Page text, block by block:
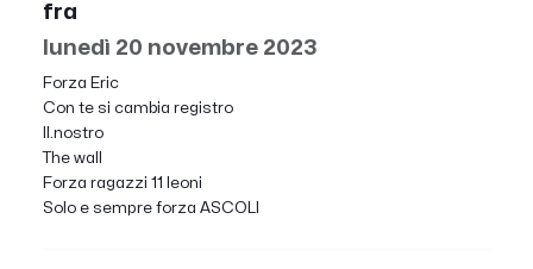
fra
lunedì 20 novembre 2023
Forza Eric
Con te si cambia registro
Il.nostro
The wall
Forza ragazzi 11 leoni
Solo e sempre forza ASCOLI